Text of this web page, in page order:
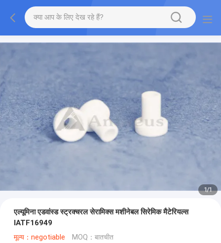
1/1
एल्यूमिना एडवांस्ड स्ट्रक्चरल सेरामिक्स मशीनेबल सिरेमिक मैटेरियल्स
IATF16949
मूल्य：negotiable MOQ：बातचीत